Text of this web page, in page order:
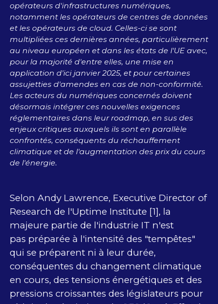
opérateurs d'infrastructures numériques,
notamment les opérateurs de centres de données
et les opérateurs de cloud. Celles-ci se sont
multipliées ces dernières années, particulièrement
au niveau européen et dans les états de l'UE avec,
pour la majorité d'entre elles, une mise en
application d'ici janvier 2025, et pour certaines
assujetties d'amendes en cas de non-conformité.
Les acteurs du numériques concernés doivent
désormais intégrer ces nouvelles exigences
réglementaires dans leur roadmap, en sus des
enjeux critiques auxquels ils sont en parallèle
confrontés, conséquents du réchauffement
climatique et de l'augmentation des prix du cours
de l'énergie.
Selon Andy Lawrence, Executive Director of
Research de l'Uptime Institute [1], la
majeure partie de l'industrie IT n'est
pas préparée à l'intensité des "tempêtes"
qui se préparent ni à leur durée,
conséquentes du changement climatique
en cours, des tensions énergétiques et des
pressions croissantes des législateurs pour